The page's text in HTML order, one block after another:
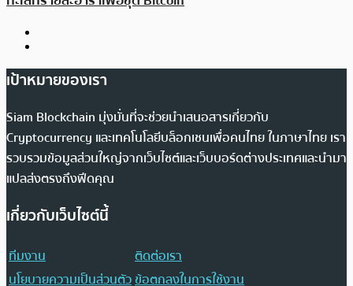
เป้าหมายของเรา
Siam Blockchain มุ่งมั่นที่จะช่วยนำเสนอสารเกี่ยวกับ
Cryptocurrency และเทคโนโลยีบล็อกเชนเพื่อคนไทย ในภาษาไทย เรา
รวบรวมข้อมูลส่วนใหญ่จากเว็บไซต์และเว็บบอร์ดต่างประเทศและนำมา
แปลส่งตรงถึงฟีดคุณ
เกี่ยวกับเว็บไซต์นี้
ทีมงาน
ติดต่อเรา
นโยบายความเป็นส่วนตัวข้อตกลงในการใช้งาน